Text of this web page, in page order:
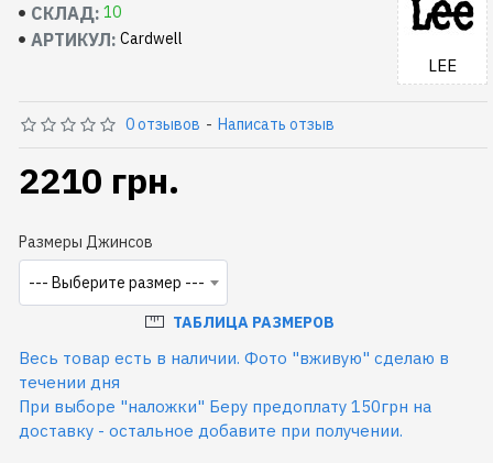
СКЛАД: 10
АРТИКУЛ: Cardwell
LEE
0 отзывов - Написать отзыв
2210 грн.
Размеры Джинсов
--- Выберите размер ---
ТАБЛИЦА РАЗМЕРОВ
Весь товар есть в наличии. Фото "вживую" сделаю в
течении дня
При выборе "наложки" Беру предоплату 150грн на
доставку - остальное добавите при получении.